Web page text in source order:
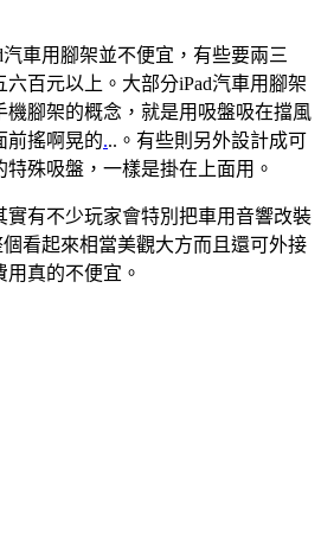
車用腳架並不便宜，有些要兩三
百元以上。大部分iPad汽車用腳架
機腳架的概念，就是用吸盤吸在擋風
前搖啊晃的...。有些則另外設計成可
殊吸盤，一樣是掛在上面用。
實有不少玩家會特別把車用音響改裝
看起來相當美觀大方而且還可外接
真的不便宜。